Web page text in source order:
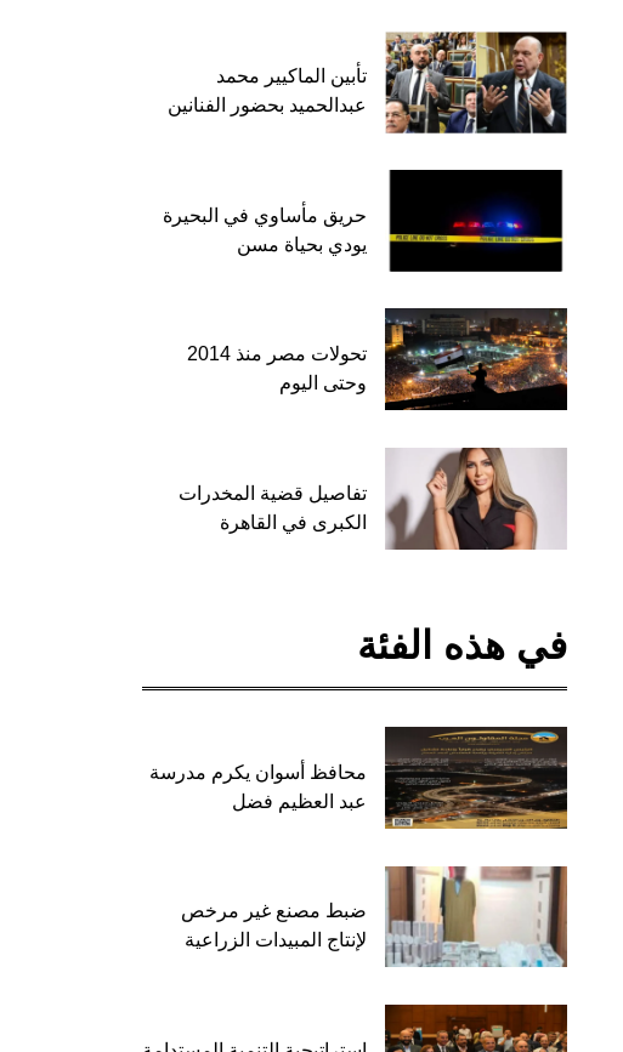
تأبين الماكيير محمد
عبدالحميد بحضور الفنانين
حريق مأساوي في البحيرة
يودي بحياة مسن
تحولات مصر منذ 2014
وحتى اليوم
تفاصيل قضية المخدرات
الكبرى في القاهرة
في هذه الفئة
محافظ أسوان يكرم مدرسة
عبد العظيم فضل
ضبط مصنع غير مرخص
لإنتاج المبيدات الزراعية